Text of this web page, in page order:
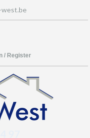
west.be
/ Register